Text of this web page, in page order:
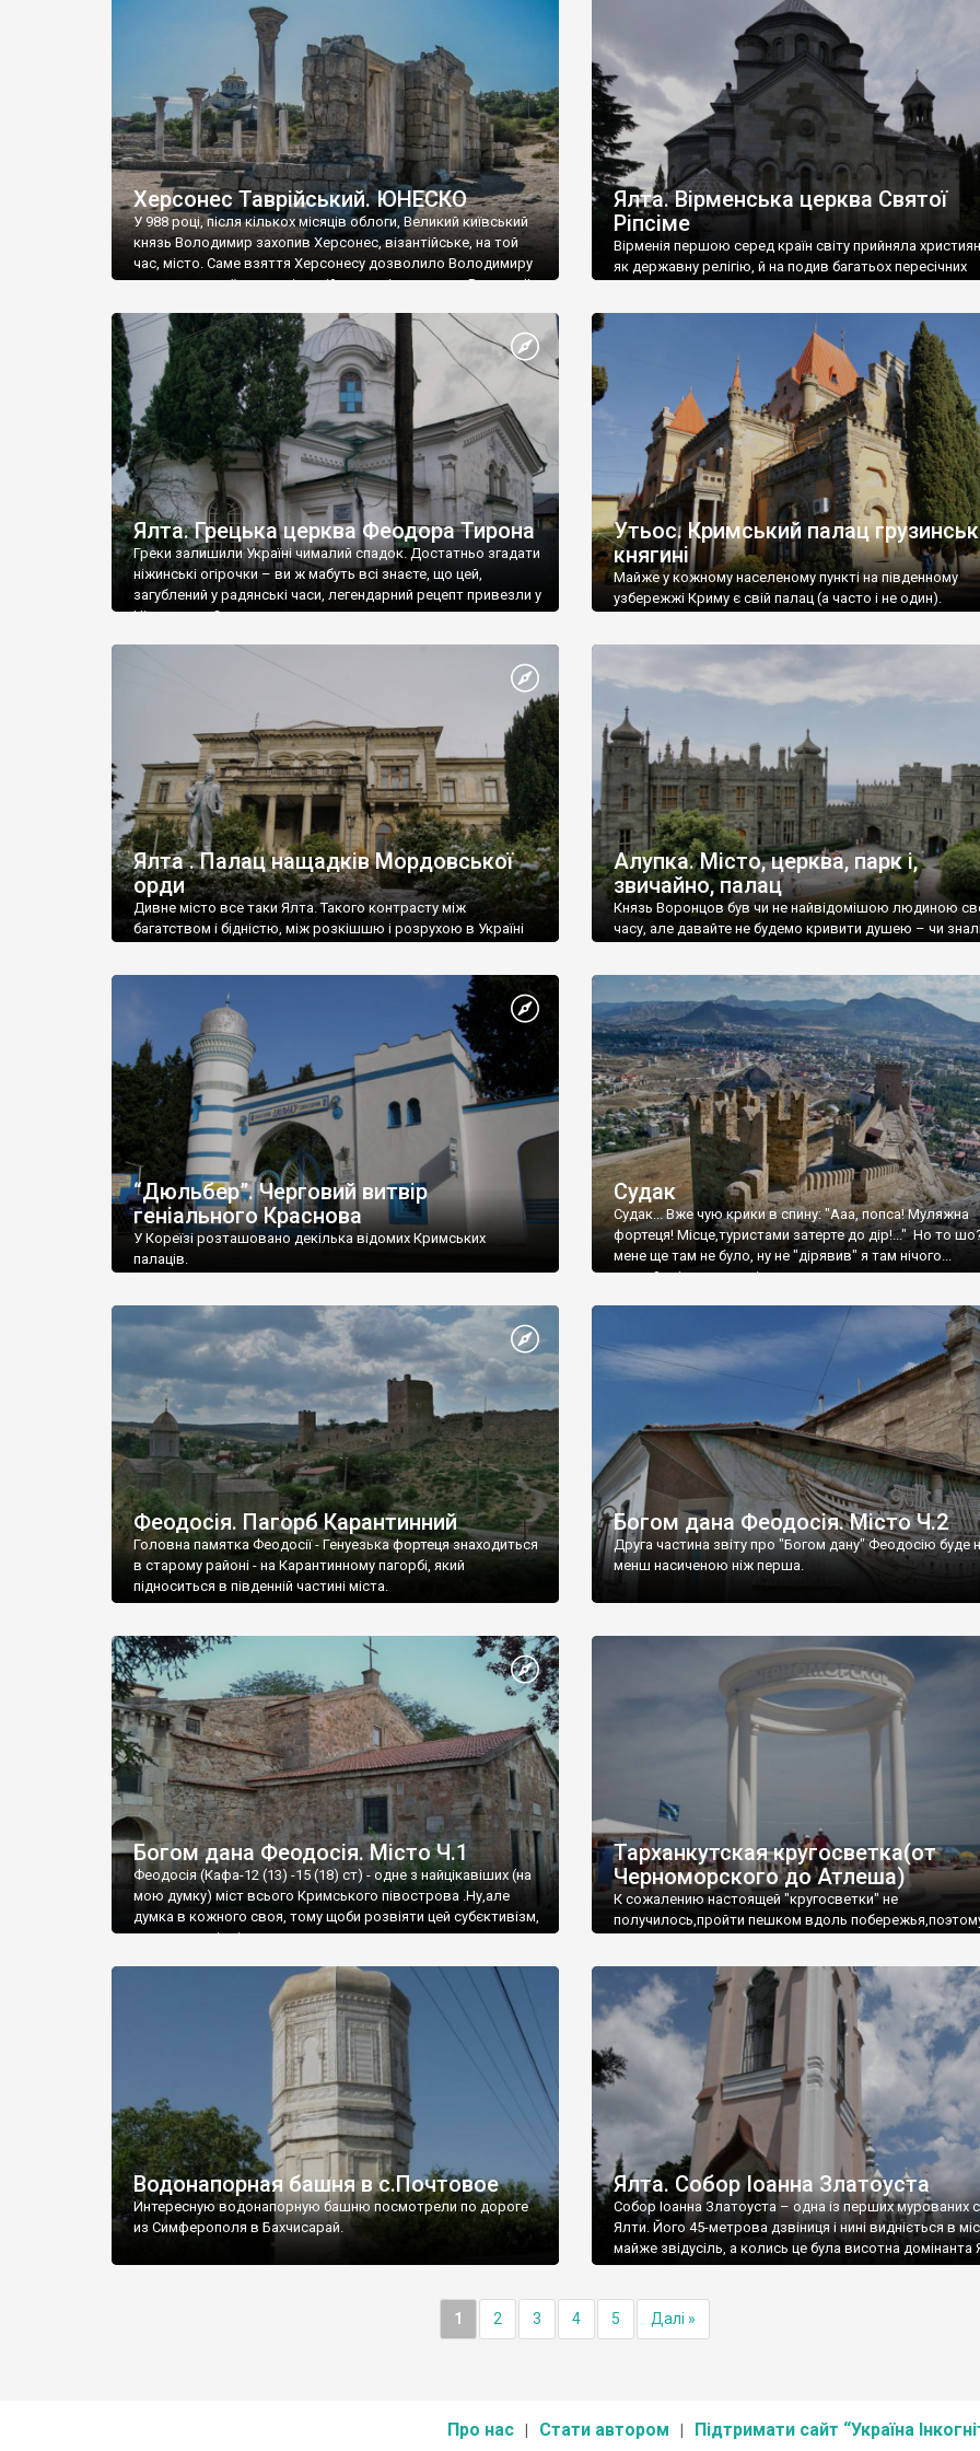
візантійської доби. Раритети викрадені з фондів об’єкту
культурної спадщини ЮНЕСКО «Херсонеса Таврійського».
Офіційно – на виставку «Золото Візантії», але експерти та
влада в Україні вважають це лише […]
називаються «повстяками» (postaki)…” “Вино. Крим
виробляє відмінне вино і його вдосталь: воно все
легке біле і дуже […]
Херсонес Таврійський. ЮНЕСКО
У 988 році, після кількох місяців облоги, Великий київський
князь Володимир захопив Херсонес, візантійське, на той
час, місто. Саме взяття Херсонесу дозволило Володимиру
диктувати свої умови візантійському імператору Василю ІІ,
Херсонесі Володимир-язичник, став Василем-
християнином. А потім було Хрещення Русі. На честь
Херсонесу Таврійського названо місто […]
Ялта. Вірменська церква Святої
Ріпсіме
Вірменія першою серед країн світу прийняла
як державну релігію, й на подив багатьох пересічних
Ялта. Грецька церква Феодора Тирона
Греки залишили Україні чималий спадок. Достатньо згадати
ніжинські огірочки – ви ж мабуть всі знаєте, що цей,
загублений у радянські часи, легендарний рецепт привезли у
Ніжин греки?
Утьос. Кримський палац
княгині
Майже у кожному населеному пункті на південному
узбережжі Криму є свій палац (а часто і не один).
Ялта . Палац нащадків Мордовської
орди
Дивне місто все таки Ялта. Такого контрасту між
багатством і бідністю, між розкішшю і розрухою в Україні
Алупка. Місто, церква, парк і,
звичайно, палац
Князь Воронцов був чи не найвідомішою людиною
часу, але давайте не будемо кривити душею – чи
“Дюльбер”. Черговий витвір
геніального Краснова
У Кореїзі розташовано декілька відомих Кримських
палаців.
Судак
Судак... Вже чую крики в спину: "Ааа, попса! Муляжна
фортеця! Місце,туристами затерте до дір!..." Но то
мене ще там не було, ну не "дірявив" я там нічого...
принаймні до цього літа.
Феодосія. Пагорб Карантинний
Головна памятка Феодосії - Генуезька фортеця знаходиться
в старому районі - на Карантинному пагорбі, який
підноситься в південній частині міста.
Богом дана Феодосія. Місто Ч.2
Друга частина звіту про "Богом дану" Феодосію буде
менш насиченою ніж перша.
Богом дана Феодосія. Місто Ч.1
Феодосія (Кафа-12 (13) -15 (18) ст) - одне з найцікавіших (на
мою думку) міст всього Кримського півострова .Ну,але
думка в кожного своя, тому щоби розвіяти цей субєктивізм,
запрошую відвідати це
Тарханкутская кругосветка(от
Черноморского до Атлеша)
К сожалению настоящей "кругосветки" не
получилось,пройти пешком вдоль
Водонапорная башня в с.Почтовое
Интересную водонапорную башню посмотрели по дороге
из Симферополя в Бахчисарай.
Ялта. Собор Іоанна Златоуста
Собор Іоанна Златоуста – одна із перших мурованих
Ялти. Його 45-метрова дзвіниця і нині видніється в
майже звідусіль, а колись це була висотна домінанта
1 2 3 4 5 Далі »
Про нас Стати автором Підтримати сайт “Україна